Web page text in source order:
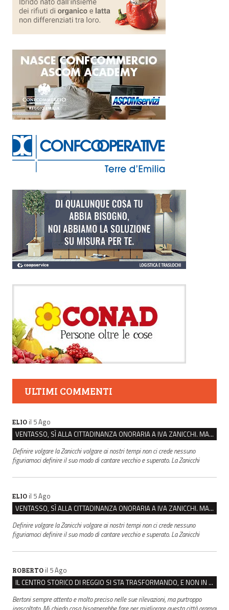
ULTIMI COMMENTI
ELIO il 5 Ago
VENTASSO, SÌ ALLA CITTADINANZA ONORARIA A IVA ZANICCHI. MA BARGIACCHI: “È DI PESSIMO GUSTO”
Definire volgare la Zanicchi volgare ai nostri tempi non ci crede nessuno
figuriamoci definire il suo modo di cantare vecchio e superato. La Zanicchi
ELIO il 5 Ago
VENTASSO, SÌ ALLA CITTADINANZA ONORARIA A IVA ZANICCHI. MA BARGIACCHI: “È DI PESSIMO GUSTO”
Definire volgare la Zanicchi volgare ai nostri tempi non ci crede nessuno
figuriamoci definire il suo modo di cantare vecchio e superato. La Zanicchi
ROBERTO il 5 Ago
IL CENTRO STORICO DI REGGIO SI STA TRASFORMANDO, E NON IN MEGLIO
Bertoni sempre attento e molto preciso nelle sue rilevazioni, ma purtroppo